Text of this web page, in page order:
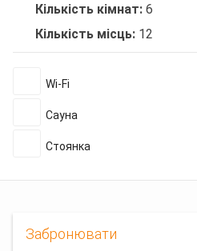
Кількість кімнат: 6
Кількість місць: 12
Wi-Fi
Сауна
Стоянка
Забронювати